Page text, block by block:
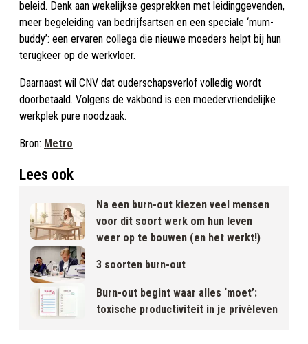
beleid. Denk aan wekelijkse gesprekken met leidinggevenden,
meer begeleiding van bedrijfsartsen en een speciale ‘mum-
buddy’: een ervaren collega die nieuwe moeders helpt bij hun
terugkeer op de werkvloer.
Daarnaast wil CNV dat ouderschapsverlof volledig wordt
doorbetaald. Volgens de vakbond is een moedervriendelijke
werkplek pure noodzaak.
Bron: Metro
Lees ook
Na een burn-out kiezen veel mensen
voor dit soort werk om hun leven
weer op te bouwen (en het werkt!)
3 soorten burn-out
Burn-out begint waar alles ‘moet’:
toxische productiviteit in je privéleven